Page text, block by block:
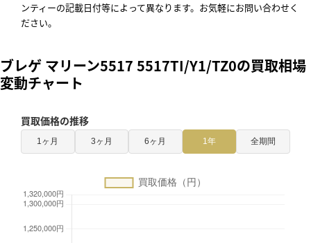
ンティーの記載日付等によって異なります。お気軽にお問い合わせく
ださい。
ブレゲ マリーン5517 5517TI/Y1/TZ0の買取相場
変動チャート
買取価格の推移
1ヶ月 3ヶ月 6ヶ月 1年 全期間